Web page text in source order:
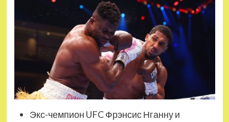
Экс-чемпион UFC Фрэнсис Нганну и